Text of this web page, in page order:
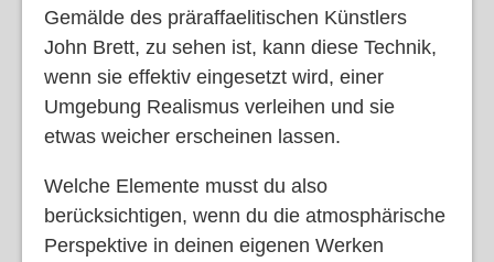
Gemälde des präraffaelitischen Künstlers
John Brett, zu sehen ist, kann diese Technik,
wenn sie effektiv eingesetzt wird, einer
Umgebung Realismus verleihen und sie
etwas weicher erscheinen lassen.
Welche Elemente musst du also
berücksichtigen, wenn du die atmosphärische
Perspektive in deinen eigenen Werken